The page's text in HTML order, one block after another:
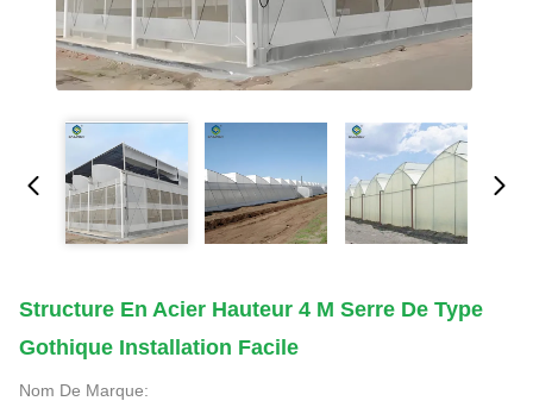
Structure En Acier Hauteur 4 M Serre De Type
Gothique Installation Facile
Nom De Marque: